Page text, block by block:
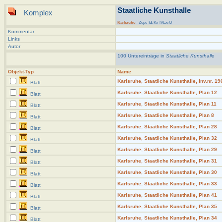
Komplex Staatliche Kunsthalle
Karlsruhe - Zope-Id: Kx-lVExrO
Kommentar
Links
Autor
100 Untereinträge in Staatliche Kunsthalle
Objekt-Typ Name
Blatt
Karlsruhe, Staatliche Kunsthalle, Inv.nr.
Blatt Karlsruhe, Staatliche Kunsthalle, Plan 12
Blatt Karlsruhe, Staatliche Kunsthalle, Plan 11
Blatt Karlsruhe, Staatliche Kunsthalle, Plan 8
Blatt Karlsruhe, Staatliche Kunsthalle, Plan 28
Blatt Karlsruhe, Staatliche Kunsthalle, Plan 32
Blatt Karlsruhe, Staatliche Kunsthalle, Plan 29
Blatt Karlsruhe, Staatliche Kunsthalle, Plan 31
Blatt Karlsruhe, Staatliche Kunsthalle, Plan 30
Blatt Karlsruhe, Staatliche Kunsthalle, Plan 33
Blatt Karlsruhe, Staatliche Kunsthalle, Plan 41
Blatt Karlsruhe, Staatliche Kunsthalle, Plan 35
Blatt Karlsruhe, Staatliche Kunsthalle, Plan 34